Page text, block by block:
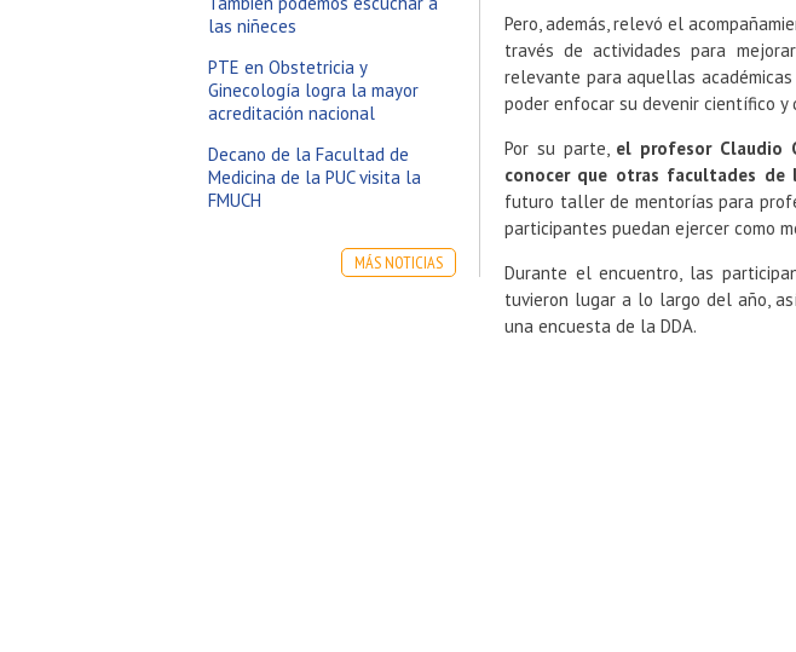
las niñeces
PTE en Obstetricia y
Ginecología logra la mayor
acreditación nacional
Decano de la Facultad de
Medicina de la PUC visita la
FMUCH
MÁS NOTICIAS
Pero, además, relevó el
través de actividades para
relevante para aquellas
poder enfocar su devenir científico y
Por su parte, el profesor Claudio
conocer que otras facultades de
futuro taller de mentorías para
participantes puedan ejercer como
Durante el encuentro, las
tuvieron lugar a lo largo del año,
una encuesta de la DDA.